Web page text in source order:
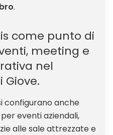
.
come punto di
meeting e
nel
configurano anche
eventi aziendali,
alle sale attrezzate e